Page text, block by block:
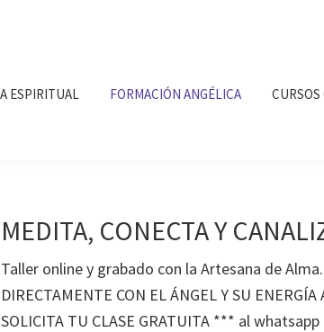
ESPIRITUAL FORMACIÓN ANGÉLICA
MEDITA, CONECTA Y
Taller online y grabado con la Artesana de Alma.
DIRECTAMENTE CON EL ÁNGEL Y SU
SOLICITA TU CLASE GRATUITA *** al